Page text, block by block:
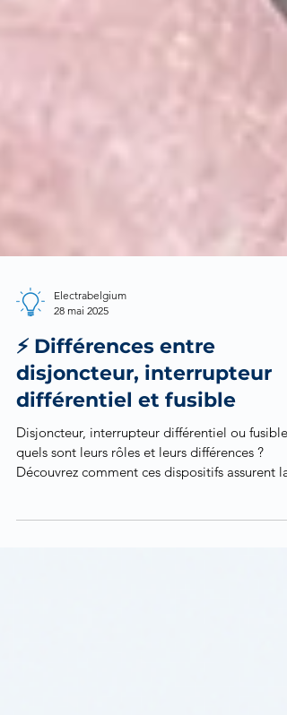
28 mai 2025
⚡ Différences entre
disjoncteur, interrupteur
différentiel et fusible
Disjoncteur, interrupteur différentiel ou fusible :
quels sont leurs rôles et leurs différences ?
sécurité de votre installation électrique.